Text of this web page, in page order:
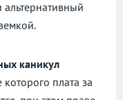
каникул
плата за